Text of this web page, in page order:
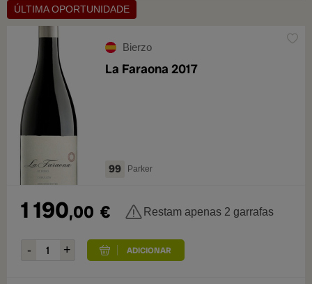
ÚLTIMA OPORTUNIDADE
Bierzo
La Faraona 2017
99 Parker
1 190,00 € Restam apenas 2 garrafas